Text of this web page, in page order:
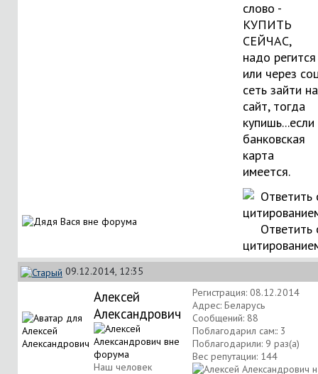
слово -
КУПИТЬ
СЕЙЧАС,
надо регится
или через
сеть зайти на
сайт, тогда
купишь...если
банковская
карта
имеется.
Ответить
09.12.2014, 12:35
Алексей
Александрович
Наш человек
Регистрация: 08.12.2014
Адрес: Беларусь
Сообщений: 88
Поблагодарил сам:: 3
Поблагодарили: 9 раз(а)
Вес репутации: 144